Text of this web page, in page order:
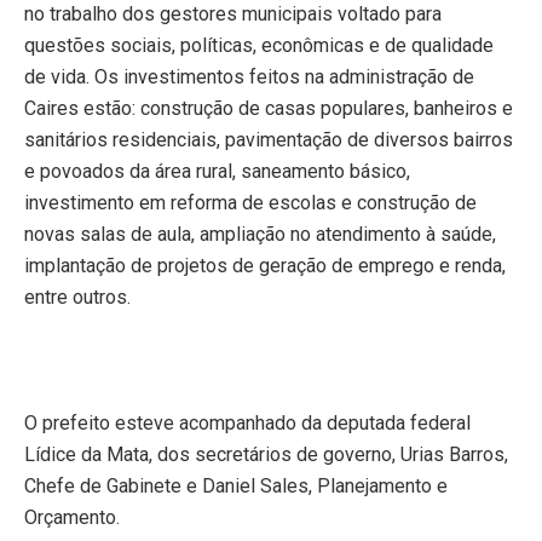
no trabalho dos gestores municipais voltado para
questões sociais, políticas, econômicas e de qualidade
de vida. Os investimentos feitos na administração de
Caires estão: construção de casas populares, banheiros e
sanitários residenciais, pavimentação de diversos bairros
e povoados da área rural, saneamento básico,
investimento em reforma de escolas e construção de
novas salas de aula, ampliação no atendimento à saúde,
implantação de projetos de geração de emprego e renda,
entre outros.
O prefeito esteve acompanhado da deputada federal
Lídice da Mata, dos secretários de governo, Urias Barros,
Chefe de Gabinete e Daniel Sales, Planejamento e
Orçamento.